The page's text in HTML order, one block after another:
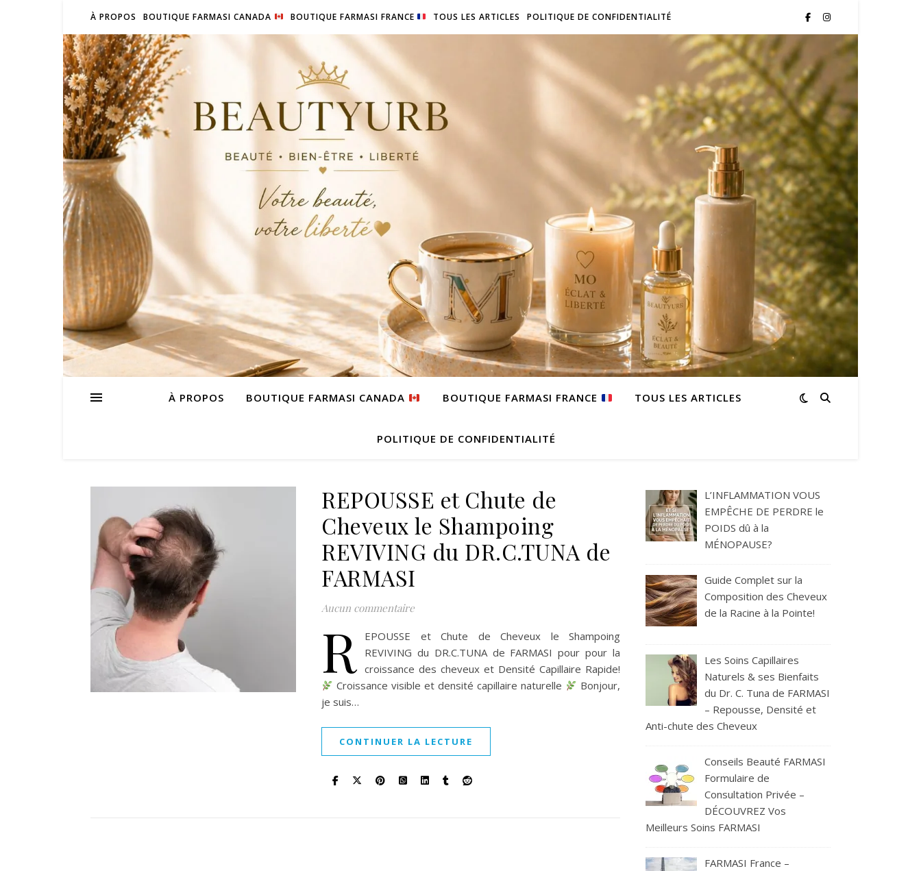
À PROPOS BOUTIQUE FARMASI CANADA BOUTIQUE FARMASI FRANCE TOUS LES ARTICLES POLITIQUE DE CONFIDENTIALITÉ
À PROPOS BOUTIQUE FARMASI CANADA BOUTIQUE FARMASI FRANCE TOUS LES ARTICLES
POLITIQUE DE CONFIDENTIALITÉ
REPOUSSE et Chute de
Cheveux le Shampoing
REVIVING du DR.C.TUNA de
FARMASI
Aucun commentaire
R
EPOUSSE et Chute de Cheveux le Shampoing
REVIVING du DR.C.TUNA de FARMASI pour pour la
croissance des cheveux et Densité Capillaire Rapide!
Croissance visible et densité capillaire naturelle
Bonjour,
je suis…
CONTINUER LA LECTURE
L’INFLAMMATION VOUS
EMPÊCHE DE PERDRE le
POIDS dû à la
MÉNOPAUSE?
Guide Complet sur la
Composition des Cheveux
de la Racine à la Pointe!
Les Soins Capillaires
Naturels & ses Bienfaits
du Dr. C. Tuna de FARMASI
– Repousse, Densité et
Anti-chute des Cheveux
Conseils Beauté FARMASI
Formulaire de
Consultation Privée –
DÉCOUVREZ Vos
Meilleurs Soins FARMASI
FARMASI France –